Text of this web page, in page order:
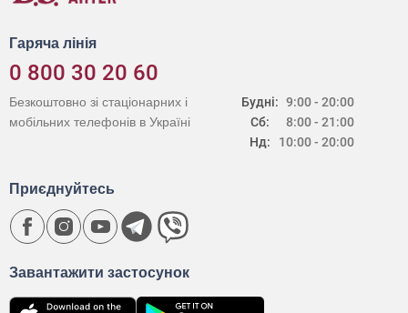
Гаряча лінія
0 800 30 20 60
Будні:
Сб:
Нд:
9:00 - 20:00
8:00 - 21:00
10:00 - 20:00
Безкоштовно зі стаціонарних і
мобільних телефонів в Україні
Завантажити застосунок
Приєднуйтесь